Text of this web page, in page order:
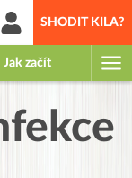
SHODIT KILA?
Jak začít